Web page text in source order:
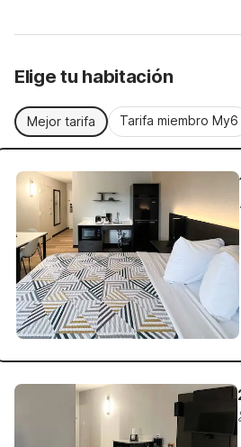
Elige tu habitación
Mejor tarifa Tarifa miembro My6